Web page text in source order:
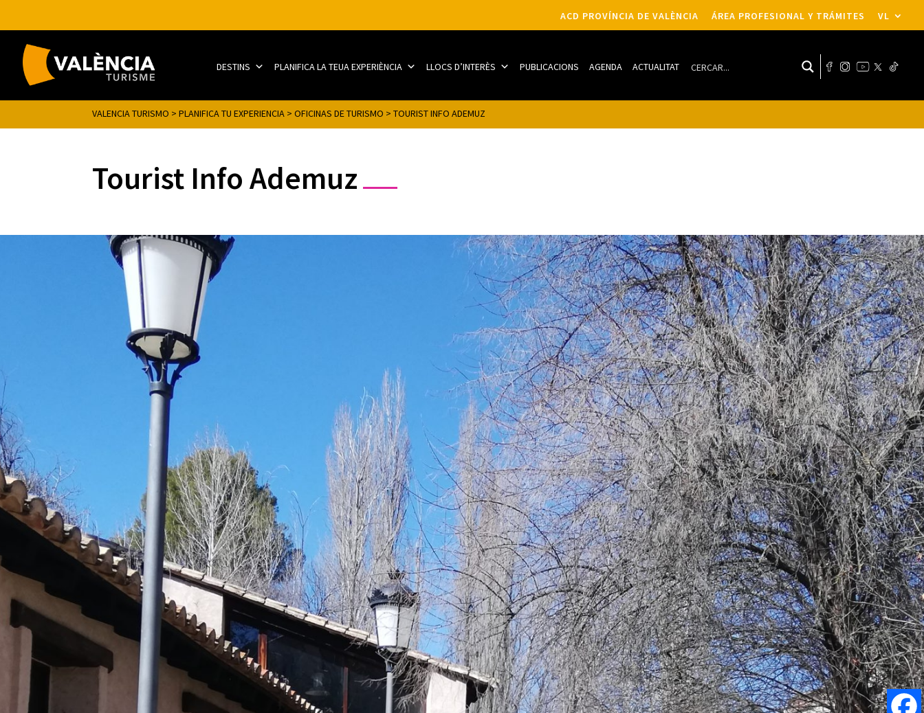
ACD PROVÍNCIA DE VALÈNCIA ÁREA PROFESIONAL Y TRÁMITES VL
DESTINS PLANIFICA LA TEUA EXPERIÈNCIA LLOCS D’INTERÈS PUBLICACIONS AGENDA ACTUALITAT
VALENCIA TURISMO >PLANIFICA TU EXPERIENCIA >OFICINAS DE TURISMO >TOURIST INFO ADEMUZ
Tourist Info Ademuz